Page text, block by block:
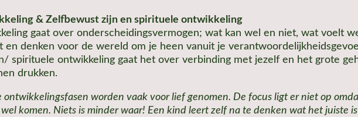
& Zelfbewust zijn en spirituele ontwikkeling
gaat over onderscheidingsvermogen; wat kan wel en niet, wat voelt
en denken voor de wereld om je heen vanuit je
spirituele ontwikkeling gaat het over verbinding met jezelf en het grote
drukken.
ontwikkelingsfasen worden vaak voor lief genomen. De focus ligt er niet op
komen. Niets is minder waar! Een kind leert zelf na te denken wat het juiste